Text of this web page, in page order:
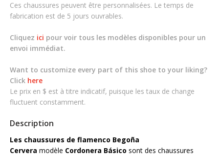
Ces chaussures peuvent être personnalisées. Le temps de
fabrication est de 5 jours ouvrables.
Cliquez ici pour voir tous les modèles disponibles pour un
envoi immédiat.
Want to customize every part of this shoe to your liking?
Click here
Le prix en $ est à titre indicatif, puisque les taux de change
fluctuent constamment.
Description
Les chaussures de flamenco Begoña
Cervera modèle Cordonera Básico sont des chaussures